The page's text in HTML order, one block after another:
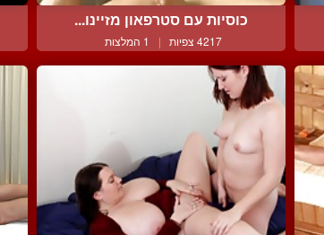
כוסיות עם סטרפאון מזיינו...
4217 צפיות | 1 המלצות